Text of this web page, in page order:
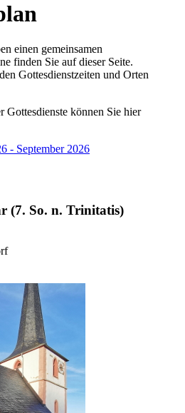
einen gemeinsamen
finden Sie auf dieser Seite.
Gottesdienstzeiten und Orten
Gottesdienste können Sie hier
- September 2026
(7. So. n. Trinitatis)